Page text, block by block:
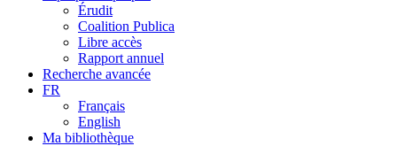
Érudit
Coalition Publica
Libre accès
Rapport annuel
Recherche avancée
FR
Français
English
Ma bibliothèque